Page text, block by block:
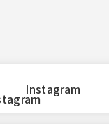
Instagram